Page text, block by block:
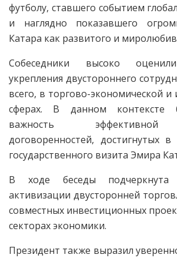
футболу, ставшего событием
и наглядно показавшего
Катара как развитого и
Собеседники высоко
укрепления двустороннего
всего, в торгово-экономической
сферах. В данном контексте
важность эффективной
договоренностей, достигнутых
государственного визита Эмира
В ходе беседы подчеркнута
активизации двусторонней
совместных инвестиционных
секторах экономики.
Президент также выразил